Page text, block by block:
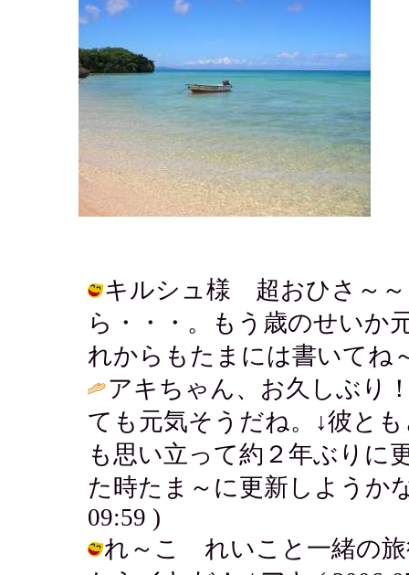
キルシュ様 超おひさ～～
ら・・・。もう歳のせいか
れからもたまには書いてね
アキちゃん、お久しぶり
ても元気そうだね。↓彼と
も思い立って約２年ぶりに
た時たま～に更新しようか
09:59 )
れ～こ れいこと一緒の旅